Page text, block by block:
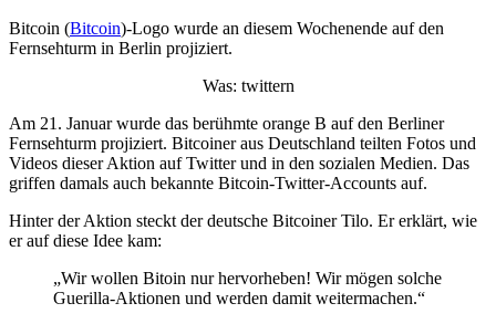
Bitcoin (Bitcoin)-Logo wurde an diesem Wochenende auf den
Fernsehturm in Berlin projiziert.
Was: twittern
Am 21. Januar wurde das berühmte orange B auf den Berliner
Fernsehturm projiziert. Bitcoiner aus Deutschland teilten Fotos und
Videos dieser Aktion auf Twitter und in den sozialen Medien. Das
griffen damals auch bekannte Bitcoin-Twitter-Accounts auf.
Hinter der Aktion steckt der deutsche Bitcoiner Tilo. Er erklärt, wie
er auf diese Idee kam:
„Wir wollen Bitoin nur hervorheben! Wir mögen solche
Guerilla-Aktionen und werden damit weitermachen.“